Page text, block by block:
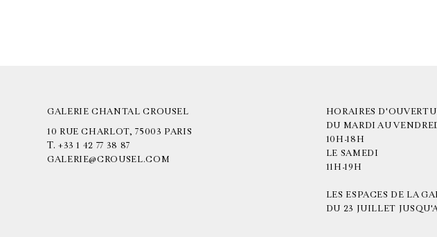
GALERIE CHANTAL CROUSEL
10 RUE CHARLOT, 75003 PARIS
T. +33 1 42 77 38 87
GALERIE@CROUSEL.COM
HORAIRES
DU MARDI AU
10H-18H
LE SAMEDI
11H-19H
LES ESPACES DE LA
DU 23 JUILLET